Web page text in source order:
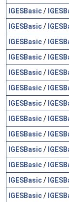
IGESBasic/
IGESBasic/
IGESBasic/
IGESBasic/
IGESBasic/
IGESBasic/
IGESBasic/
IGESBasic/
IGESBasic/
IGESBasic/
IGESBasic/
IGESBasic/
IGESBasic/